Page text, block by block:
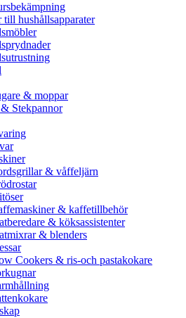
hushållsapparater
& moppar
Stekpannor
& våffeljärn
& kaffetillbehör
& köksassistenter
& blenders
Cookers & ris-och pastakokare